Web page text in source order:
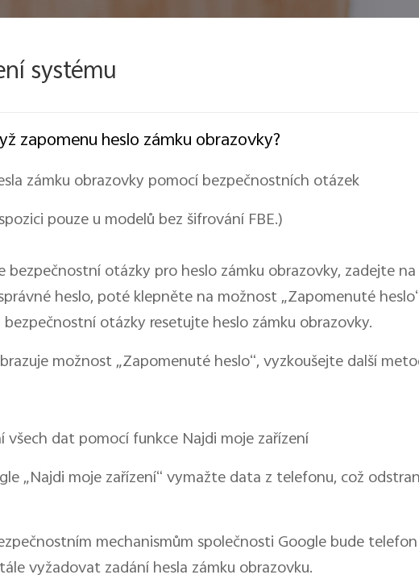
systému
zapomenu heslo zámku obrazovky?
zámku obrazovky pomocí bezpečnostních otázek
pouze u modelů bez šifrování FBE.)
bezpečnostní otázky pro heslo zámku obrazovky, zadejte
heslo, poté klepněte na možnost „Zapomenuté
otázky resetujte heslo zámku obrazovky.
možnost „Zapomenuté heslo“, vyzkoušejte další
všech dat pomocí funkce Najdi moje zařízení
„Najdi moje zařízení“ vymažte data z telefonu, což
mechanismům společnosti Google bude
vyžadovat zadání hesla zámku obrazovku.